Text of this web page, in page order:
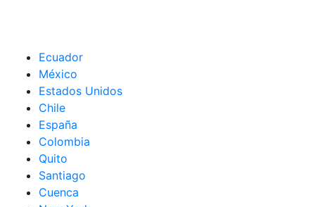
Ecuador
México
Estados Unidos
Chile
España
Colombia
Quito
Santiago
Cuenca